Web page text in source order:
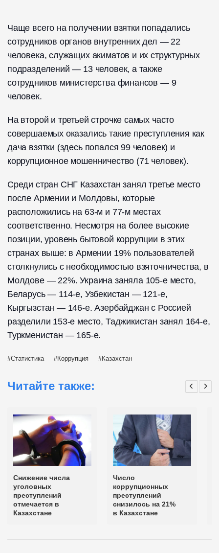
Чаще всего на получении взятки попадались
сотрудников органов внутренних дел — 22
человека, служащих акиматов и их структурных
подразделений — 13 человек, а также
сотрудников министерства финансов — 9
человек.
На второй и третьей строчке самых часто
совершаемых оказались такие преступления как
дача взятки (здесь попался 99 человек) и
коррупционное мошенничество (71 человек).
Среди стран СНГ Казахстан занял третье место
после Армении и Молдовы, которые
расположились на 63-м и 77-м местах
соответственно. Несмотря на более высокие
позиции, уровень бытовой коррупции в этих
странах выше: в Армении 19% пользователей
столкнулись с необходимостью взяточничества, в
Молдове — 22%. Украина заняла 105-е место,
Беларусь — 114-е, Узбекистан — 121-е,
Кыргызстан — 146-е. Азербайджан с Россией
разделили 153-е место, Таджикистан занял 164-е,
Туркменистан — 165-е.
Статистика Коррупция Казахстан
Читайте также:
Снижение числа
уголовных
преступлений
отмечается в
Казахстане
Число
коррупционных
преступлений
снизилось на 21%
в Казахстане